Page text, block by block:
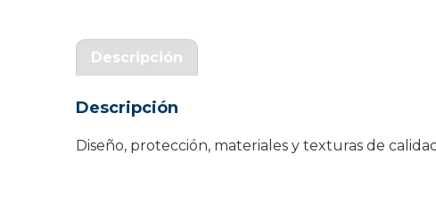
Descripción
Descripción
Diseño, protección, materiales y texturas de